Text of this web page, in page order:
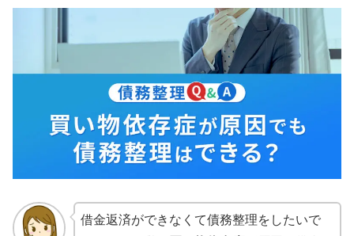
借金返済ができなくて債務整理をしたいで